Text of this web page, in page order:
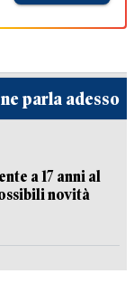
ne parla adesso
a 17 anni al
novità